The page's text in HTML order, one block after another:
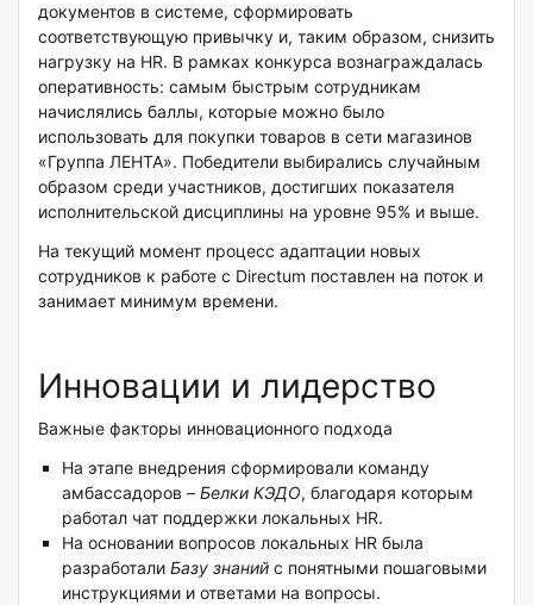
документов в системе, сформировать
соответствующую привычку и, таким образом, снизить
нагрузку на HR. В рамках конкурса вознаграждалась
оперативность: самым быстрым сотрудникам
начислялись баллы, которые можно было
использовать для покупки товаров в сети магазинов
«Группа ЛЕНТА». Победители выбирались случайным
образом среди участников, достигших показателя
исполнительской дисциплины на уровне 95% и выше.
На текущий момент процесс адаптации новых
сотрудников к работе с Directum поставлен на поток и
занимает минимум времени.
Инновации и лидерство
Важные факторы инновационного подхода
На этапе внедрения сформировали команду
амбассадоров – Белки КЭДО, благодаря которым
работал чат поддержки локальных HR.
На основании вопросов локальных HR была
разработали Базу знаний с понятными пошаговыми
инструкциями и ответами на вопросы.